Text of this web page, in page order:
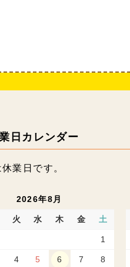
日カレンダー
業日です。
2026年8月
火 水 木 金 土
1
4 5 6 7 8